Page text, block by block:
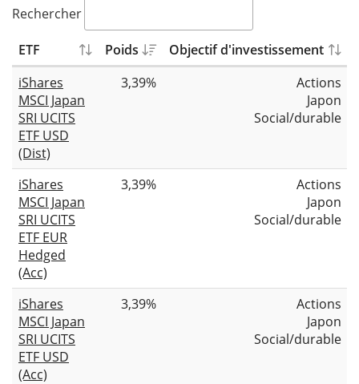
Rechercher
ETF Poids Objectif d'investissement
iShares
MSCI Japan
SRI UCITS
ETF USD
(Dist)
3,39%
Actions
Japon
Social/durable
iShares
MSCI Japan
SRI UCITS
ETF EUR
Hedged
(Acc)
3,39%
Actions
Japon
Social/durable
iShares
MSCI Japan
SRI UCITS
ETF USD
(Acc)
3,39%
Actions
Japon
Social/durable